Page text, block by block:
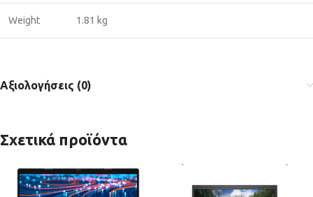
Weight 1.81 kg
Αξιολογήσεις (0)
Σχετικά προϊόντα